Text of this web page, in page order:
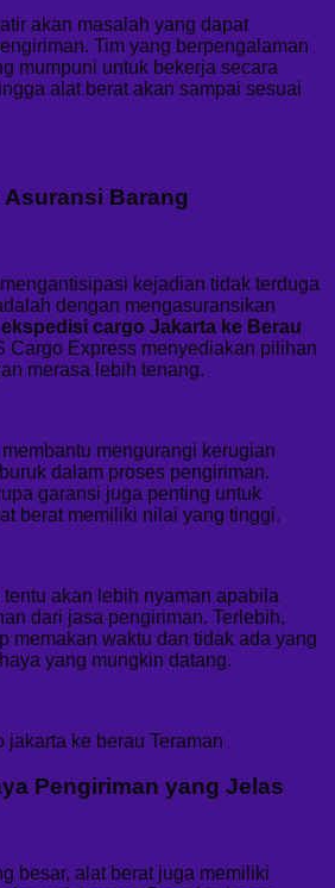
akan masalah yang dapat
Tim yang berpengalaman
mumpuni untuk bekerja secara
alat berat akan sampai sesuai
Barang
kejadian tidak terduga
dengan mengasuransikan
cargo Jakarta ke Berau
Cargo Express menyediakan pilihan
merasa lebih tenang.
mengurangi kerugian
dalam proses pengiriman.
garansi juga penting untuk
berat memiliki nilai yang tinggi.
akan lebih nyaman apabila
dari jasa pengiriman. Terlebih,
memakan waktu dan tidak ada yang
yang mungkin datang.
Pengiriman yang Jelas
besar, alat berat juga memiliki